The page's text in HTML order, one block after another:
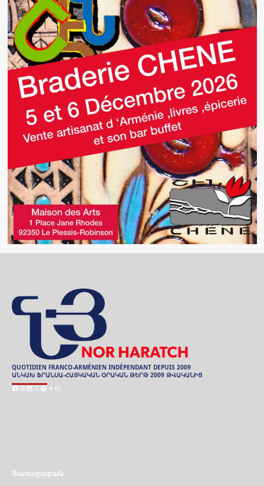
QUOTIDIEN FRANCO-ARMÉNIEN INDÉPENDANT DEPUIS 2009
ԱՆԿԱԽ ՖՐԱՆՍԱ-ՀԱՅԿԱԿԱՆ ՕՐԱԿԱՆ ԹԵՐԹ 2009 ԹՎԱԿԱՆԻՑ
Facebook
Instagram
LinkedIn
X SpotifyTelegram
Յառաջաբան